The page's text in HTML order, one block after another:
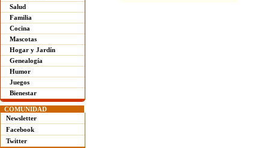
Salud
Familia
Cocina
Mascotas
Hogar y Jardín
Genealogía
Humor
Juegos
Bienestar
COMUNIDAD
Newsletter
Facebook
Twitter